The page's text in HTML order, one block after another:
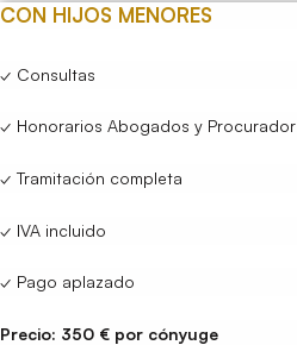
CON HIJOS MENORES
✓ Consultas
✓ Honorarios Abogados y Procurador
✓ Tramitación completa
✓ IVA incluido
✓ Pago aplazado
Precio: 350 € por cónyuge